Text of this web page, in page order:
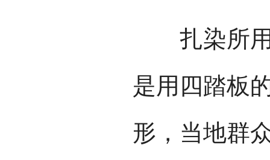
扎染所用
是用四踏板
形，当地群